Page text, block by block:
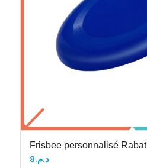
Frisbee personnalisé Rabat
د.م.8